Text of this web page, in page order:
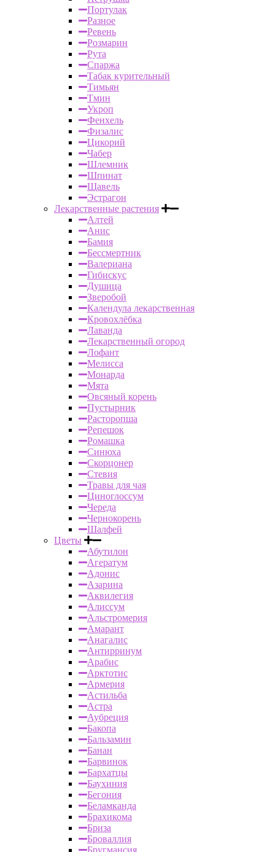
Портулак
Разное
Ревень
Розмарин
Рута
Спаржа
Табак курительный
Тимьян
Тмин
Укроп
Фенхель
Физалис
Цикорий
Чабер
Шлемник
Шпинат
Щавель
Эстрагон
Лекарственные растения
Алтей
Анис
Бамия
Бессмертник
Валериана
Гибискус
Душица
Зверобой
Календула лекарственная
Кровохлёбка
Лаванда
Лекарственный огород
Лофант
Мелисса
Монарда
Мята
Овсяный корень
Пустырник
Расторопша
Репешок
Ромашка
Синюха
Скорцонер
Стевия
Травы для чая
Циноглоссум
Череда
Чернокорень
Шалфей
Цветы
Абутилон
Агератум
Адонис
Азарина
Аквилегия
Алиссум
Альстромерия
Амарант
Анагалис
Антирринум
Арабис
Арктотис
Армерия
Астильба
Астра
Аубреция
Бакопа
Бальзамин
Банан
Барвинок
Бархатцы
Баухиния
Бегония
Беламканда
Брахикома
Бриза
Броваллия
Бругмансия